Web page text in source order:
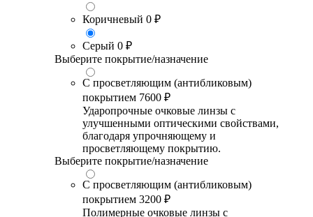
Коричневый 0 ₽
Серый 0 ₽
Выберите покрытие/назначение
С просветляющим (антибликовым)
покрытием 7600 ₽
Ударопрочные очковые линзы с
улучшенными оптическими свойствами,
благодаря упрочняющему и
просветляющему покрытию.
Выберите покрытие/назначение
С просветляющим (антибликовым)
покрытием 3200 ₽
Полимерные очковые линзы с